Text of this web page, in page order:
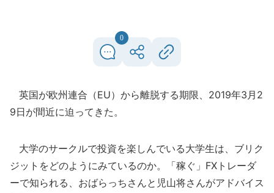
0
英国が欧州連合（EU）から離脱する期限、2019年3月2
9日が間近に迫ってきた。
大学のサークルで投資を楽しんでいる大学生は、ブリク
ジットをどのようにみているのか。「稼ぐ」FXトレーダ
ーで知られる、おばらっちさんと児山将さんがアドバイス